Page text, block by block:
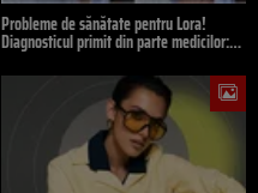
Probleme de sănătate pentru Lora!
Diagnosticul primit din parte medicilor:…